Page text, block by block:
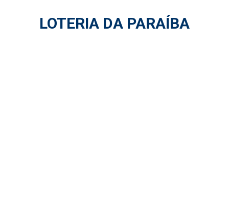
LOTERIA DA PARAÍBA